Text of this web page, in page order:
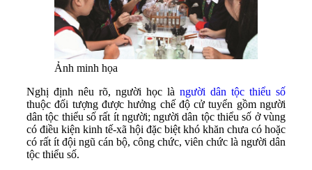
Ảnh minh họa
Nghị định nêu rõ, người học là người dân tộc thiểu số
thuộc đối tượng được hưởng chế độ cử tuyển gồm người
dân tộc thiểu số rất ít người; người dân tộc thiểu số ở vùng
có điều kiện kinh tế-xã hội đặc biệt khó khăn chưa có hoặc
có rất ít đội ngũ cán bộ, công chức, viên chức là người dân
tộc thiểu số.